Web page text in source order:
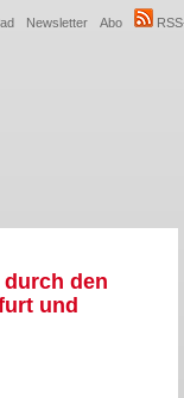
Abo
Newsletter
durch den
und